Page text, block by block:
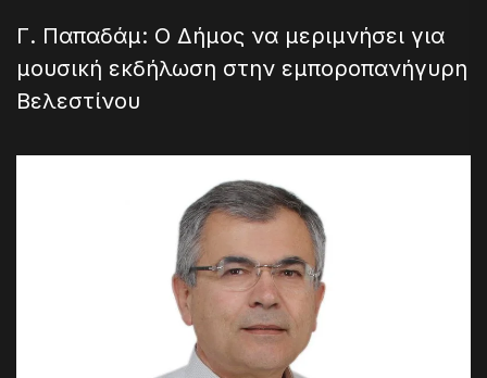
Γ. Παπαδάμ: Ο Δήμος να μεριμνήσει για
μουσική εκδήλωση στην εμποροπανήγυρη
Βελεστίνου